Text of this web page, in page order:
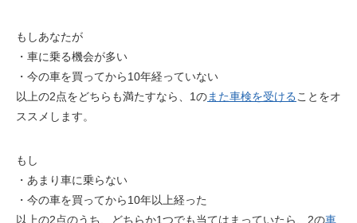
もしあなたが
・車に乗る機会が多い
・今の車を買ってから10年経っていない
以上の2点をどちらも満たすなら、1のまた車検を受ける ことをオ
ススメします。
もし
・あまり車に乗らない
・今の車を買ってから10年以上経った
以上の2点のうち、どちらか1つでも当てはまっていたら、2の車